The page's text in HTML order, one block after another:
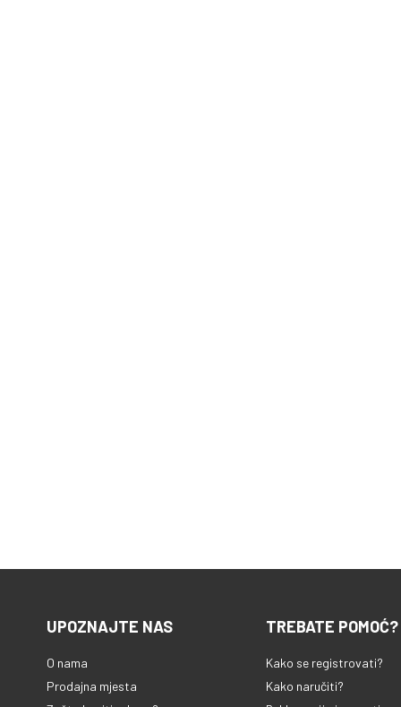
UPOZNAJTE NAS
O nama
Prodajna mjesta
TREBATE POMOĆ?
Kako se registrovati?
Kako naručiti?